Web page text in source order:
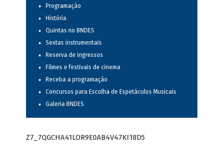
Programação
História
Quintas no BNDES
Sextas instrumentais
Reserva de ingressos
Filmes e festivais de cinema
Receba a programação
Concursos para Escolha de Espetáculos Musicais
Galeria BNDES
Z7_7QGCHA41LOR9E0AB4V47KI18D5